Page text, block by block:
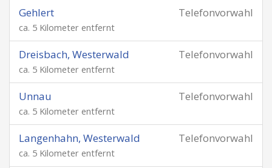
Telefonvorwahl
Gehlert
ca. 5 Kilometer entfernt
Telefonvorwahl
Dreisbach, Westerwald
ca. 5 Kilometer entfernt
Telefonvorwahl
Unnau
ca. 5 Kilometer entfernt
Telefonvorwahl
Langenhahn, Westerwald
ca. 5 Kilometer entfernt